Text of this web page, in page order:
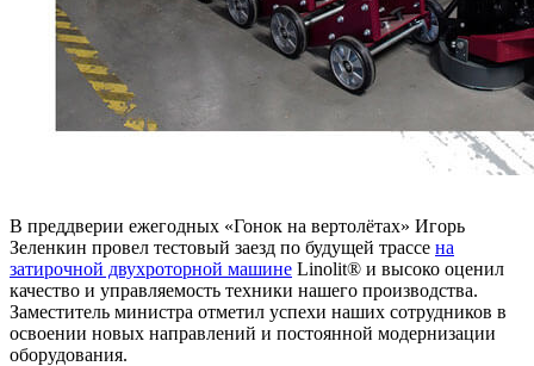
В преддверии ежегодных «Гонок на вертолётах» Игорь
Зеленкин провел тестовый заезд по будущей трассе на
затирочной двухроторной машине Linolit® и высоко оценил
качество и управляемость техники нашего производства.
Заместитель министра отметил успехи наших сотрудников в
освоении новых направлений и постоянной модернизации
оборудования.